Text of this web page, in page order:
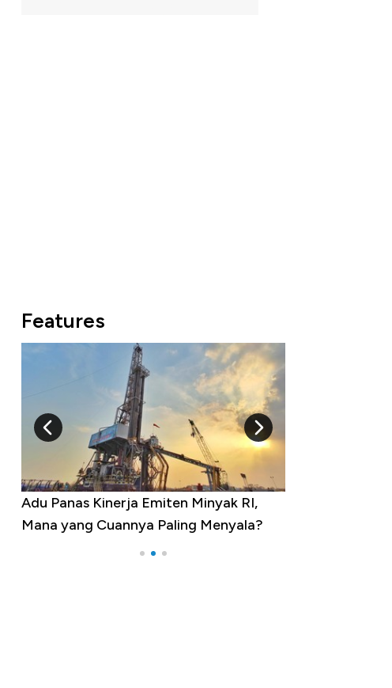
Features
Adu Panas Kinerja Emiten Minyak RI,
Mana yang Cuannya Paling Menyala?